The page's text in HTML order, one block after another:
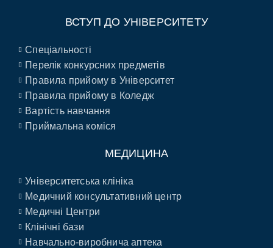
ВСТУП ДО УНІВЕРСИТЕТУ
Спеціальності
Перелік конкурсних предметів
Правила прийому в Університет
Правила прийому в Коледж
Вартість навчання
Приймальна коміся
МЕДИЦИНА
Університетська клініка
Медичний консультативний центр
Медичні Центри
Клінічні бази
Навчально-виробнича аптека